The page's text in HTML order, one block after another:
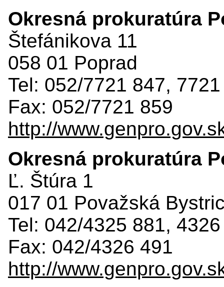
Okresná prokuratúra
Štefánikova 11
058 01 Poprad
Tel: 052/7721 847,
Fax: 052/7721 859
http://
Okresná prokuratúra
Ľ. Štúra 1
017 01 Považská
Tel: 042/4325 881,
Fax: 042/4326 491
http://